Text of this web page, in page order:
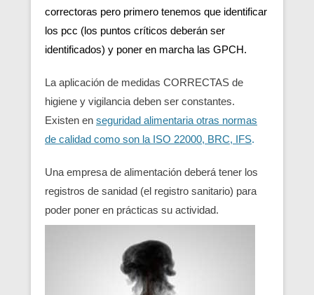
correctoras pero primero tenemos que identificar
los pcc (los puntos críticos deberán ser
identificados) y poner en marcha las GPCH.
La aplicación de medidas CORRECTAS de
higiene y vigilancia deben ser constantes.
Existen en seguridad alimentaria otras normas
de calidad como son la ISO 22000, BRC, IFS.
Una empresa de alimentación deberá tener los
registros de sanidad (el registro sanitario) para
poder poner en prácticas su actividad.